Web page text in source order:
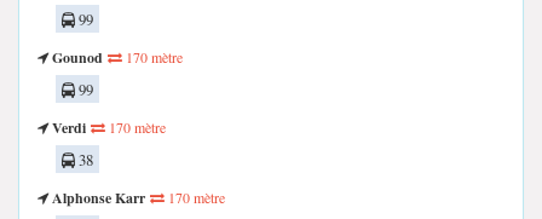
99
Gounod
170 mètre
99
Verdi
170 mètre
38
Alphonse Karr
170 mètre